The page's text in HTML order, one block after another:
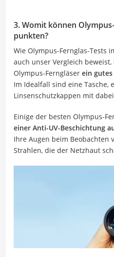
3. Womit können
punkten?
Wie Olympus-Fernglas-Tests
auch unser Vergleich
Olympus-Ferngläser ein gutes
Im Idealfall sind eine Tasche,
Linsenschutzkappen mit
Einige der besten Olympus-
einer Anti-UV-Beschichtung
Ihre Augen beim Beobachten
Strahlen, die der Netzhaut